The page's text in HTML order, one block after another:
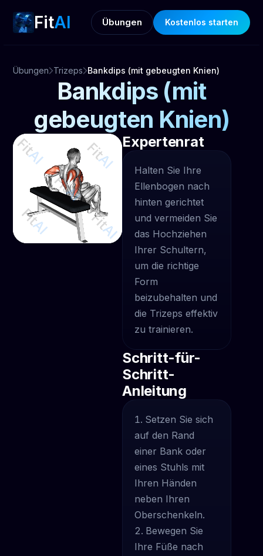
FitAI Übungen Kostenlos starten
Übungen Trizeps Bankdips (mit gebeugten Knien)
Bankdips (mit
gebeugten Knien)
Expertenrat
Halten Sie Ihre
Ellenbogen nach
hinten gerichtet
und vermeiden Sie
das Hochziehen
Ihrer Schultern,
um die richtige
Form
beizubehalten und
die Trizeps effektiv
zu trainieren.
Schritt-für-
Schritt-
Anleitung
Setzen Sie sich
auf den Rand
einer Bank oder
eines Stuhls mit
Ihren Händen
neben Ihren
Oberschenkeln.
Bewegen Sie
Ihre Füße nach